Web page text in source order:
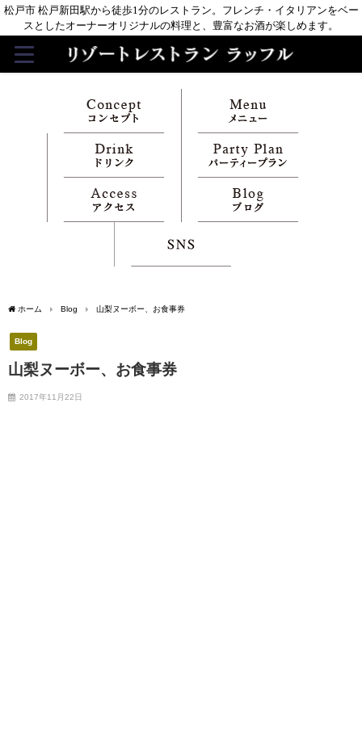
松戸市 松戸新田駅から徒歩1分のレストラン。フレンチ・イタリアンをベー
スとしたオーナーオリジナルの料理と、豊富なお酒が楽しめます。
ホーム Blog 山梨ヌーボー、お食事券
Blog
山梨ヌーボー、お食事券
2017年11月22日